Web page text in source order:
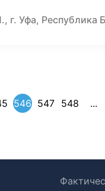
г. Уфа, Республика
546 547 548 ...